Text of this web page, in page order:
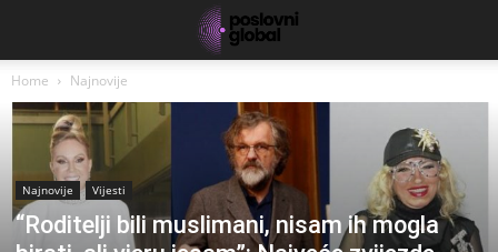
Home Najnovije
Najnovije Vijesti
“Roditelji bili muslimani, nisam ih mogla